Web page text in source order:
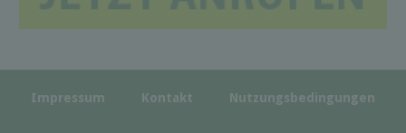
Impressum Kontakt Nutzungsbedingungen